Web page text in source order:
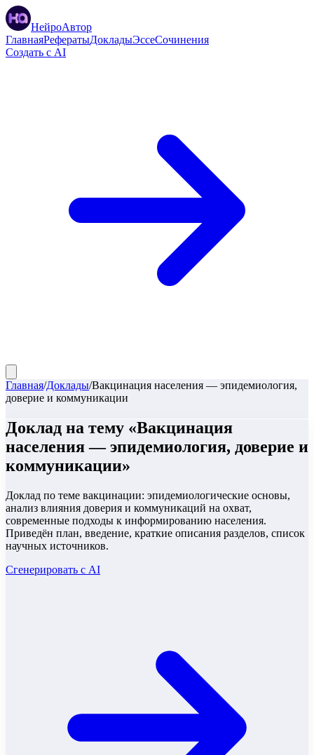
НейроАвтор
ГлавнаяРефератыДокладыЭссеСочинения
Создать с AI
Главная/Доклады/Вакцинация населения — эпидемиология,
доверие и коммуникации
Доклад на тему «Вакцинация
населения — эпидемиология, доверие и
коммуникации»
Доклад по теме вакцинации: эпидемиологические основы,
анализ влияния доверия и коммуникаций на охват,
современные подходы к информированию населения.
Приведён план, введение, краткие описания разделов, список
научных источников.
Сгенерировать с AI